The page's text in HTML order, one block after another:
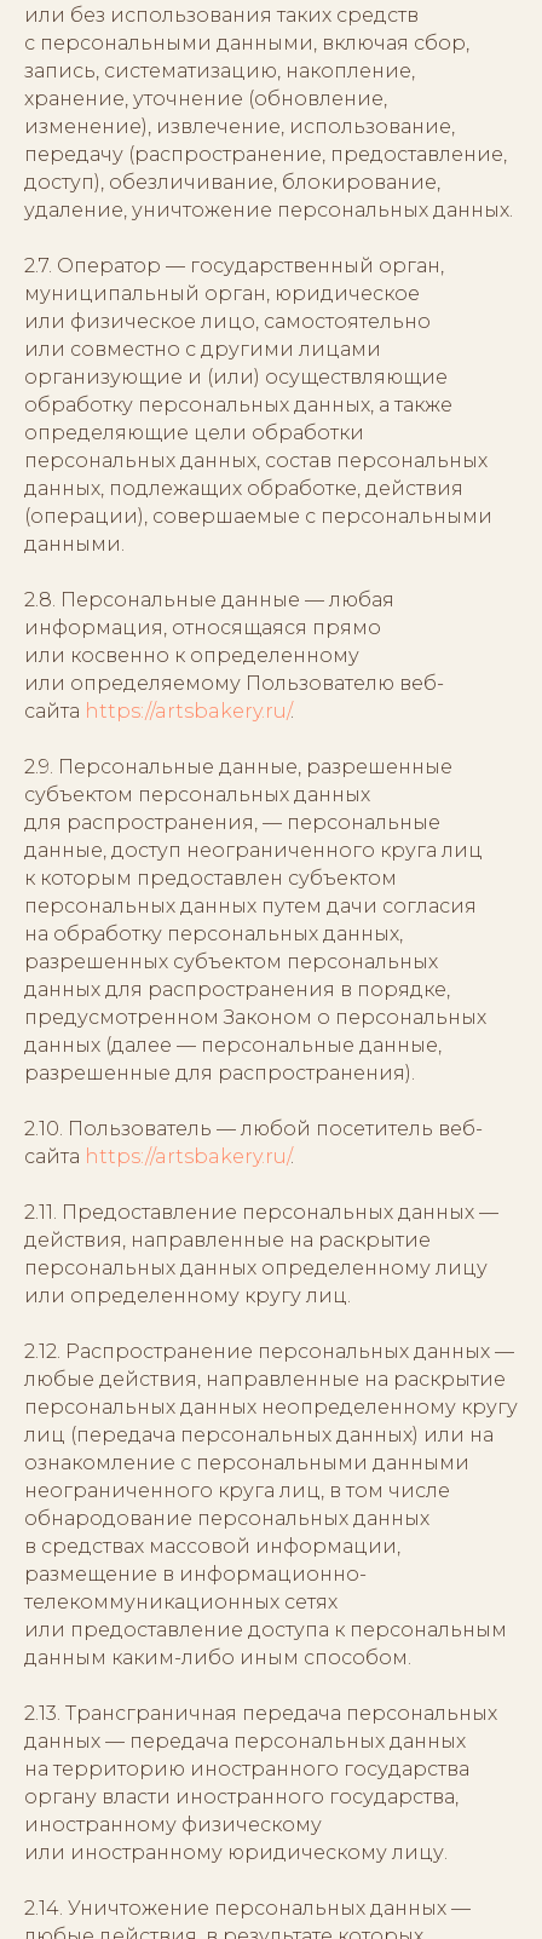
или без использования таких средств
с персональными данными, включая сбор,
запись, систематизацию, накопление,
хранение, уточнение (обновление,
изменение), извлечение, использование,
передачу (распространение, предоставление,
доступ), обезличивание, блокирование,
удаление, уничтожение персональных данных.
2.7. Оператор — государственный орган,
муниципальный орган, юридическое
или физическое лицо, самостоятельно
или совместно с другими лицами
организующие и (или) осуществляющие
обработку персональных данных, а также
определяющие цели обработки
персональных данных, состав персональных
данных, подлежащих обработке, действия
(операции), совершаемые с персональными
данными.
2.8. Персональные данные — любая
информация, относящаяся прямо
или косвенно к определенному
или определяемому Пользователю веб-
сайта https://artsbakery.ru/.
2.9. Персональные данные, разрешенные
субъектом персональных данных
для распространения, — персональные
данные, доступ неограниченного круга лиц
к которым предоставлен субъектом
персональных данных путем дачи согласия
на обработку персональных данных,
разрешенных субъектом персональных
данных для распространения в порядке,
предусмотренном Законом о персональных
данных (далее — персональные данные,
разрешенные для распространения).
2.10. Пользователь — любой посетитель веб-
сайта https://artsbakery.ru/.
2.11. Предоставление персональных данных —
действия, направленные на раскрытие
персональных данных определенному лицу
или определенному кругу лиц.
2.12. Распространение персональных данных —
любые действия, направленные на раскрытие
персональных данных неопределенному кругу
лиц (передача персональных данных) или на
ознакомление с персональными данными
неограниченного круга лиц, в том числе
обнародование персональных данных
в средствах массовой информации,
размещение в информационно-
телекоммуникационных сетях
или предоставление доступа к персональным
данным каким-либо иным способом.
2.13. Трансграничная передача персональных
данных — передача персональных данных
на территорию иностранного государства
органу власти иностранного государства,
иностранному физическому
или иностранному юридическому лицу.
2.14. Уничтожение персональных данных —